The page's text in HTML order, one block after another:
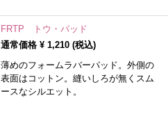
FRTP トウ・パッド
通常価格 ¥ 1,210(税込)
薄めのフォームラバーパッド。外側の
表面はコットン。縫いしろが無くスム
ースなシルエット。